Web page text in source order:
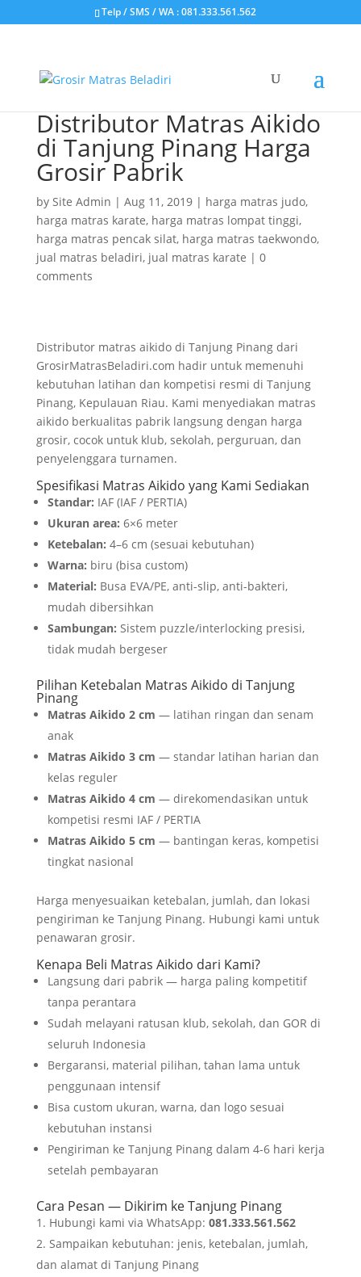
Telp / SMS / WA : 081.333.561.562
Distributor Matras Aikido
di Tanjung Pinang Harga
Grosir Pabrik
by Site Admin | Aug 11, 2019| harga matras judo,
harga matras karate, harga matras lompat tinggi,
harga matras pencak silat, harga matras taekwondo,
jual matras beladiri, jual matras karate | 0
comments
Distributor matras aikido di Tanjung Pinang dari
GrosirMatrasBeladiri.com hadir untuk memenuhi
kebutuhan latihan dan kompetisi resmi di Tanjung
Pinang, Kepulauan Riau. Kami menyediakan matras
aikido berkualitas pabrik langsung dengan harga
grosir, cocok untuk klub, sekolah, perguruan, dan
penyelenggara turnamen.
Spesifikasi Matras Aikido yang Kami Sediakan
Standar: IAF (IAF / PERTIA)
Ukuran area: 6×6 meter
Ketebalan: 4–6 cm (sesuai kebutuhan)
Warna: biru (bisa custom)
Material: Busa EVA/PE, anti-slip, anti-bakteri,
mudah dibersihkan
Sambungan: Sistem puzzle/interlocking presisi,
tidak mudah bergeser
Pilihan Ketebalan Matras Aikido di Tanjung
Pinang
Matras Aikido 2 cm — latihan ringan dan senam
anak
Matras Aikido 3 cm — standar latihan harian dan
kelas reguler
Matras Aikido 4 cm — direkomendasikan untuk
kompetisi resmi IAF / PERTIA
Matras Aikido 5 cm — bantingan keras, kompetisi
tingkat nasional
Harga menyesuaikan ketebalan, jumlah, dan lokasi
pengiriman ke Tanjung Pinang. Hubungi kami untuk
penawaran grosir.
Kenapa Beli Matras Aikido dari Kami?
Langsung dari pabrik — harga paling kompetitif
tanpa perantara
Sudah melayani ratusan klub, sekolah, dan GOR di
seluruh Indonesia
Bergaransi, material pilihan, tahan lama untuk
penggunaan intensif
Bisa custom ukuran, warna, dan logo sesuai
kebutuhan instansi
Pengiriman ke Tanjung Pinang dalam 4-6 hari kerja
setelah pembayaran
Cara Pesan — Dikirim ke Tanjung Pinang
Hubungi kami via WhatsApp: 081.333.561.562
Sampaikan kebutuhan: jenis, ketebalan, jumlah,
dan alamat di Tanjung Pinang